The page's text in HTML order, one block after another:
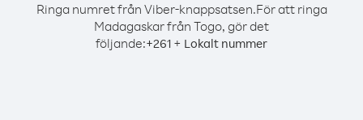
Ringa numret från Viber-knappsatsen.För att ringa
Madagaskar från Togo, gör det
följande:+261 + Lokalt nummer